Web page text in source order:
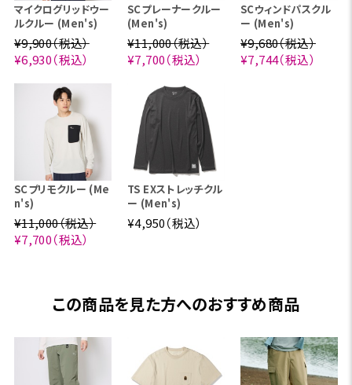
マイクログリッドウー
ルクルー (Men's)
¥9,900（税込）
¥6,930（税込）
SCプレーナークルー
(Men's)
¥11,000（税込）
¥7,700（税込）
SCウィンドパスクル
ー (Men's)
¥9,680（税込）
¥7,744（税込）
SCプリモクルー (Me
n's)
¥11,000（税込）
¥7,700（税込）
TS EXストレッチクル
ー (Men's)
¥4,950（税込）
この商品を見た方へのおすすめ商品